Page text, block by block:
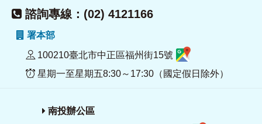
諮詢專線：(02) 4121166
署本部
100210臺北市中正區福州街15號
星期一至星期五8:30～17:30（國定假日除外）
南投辦公區